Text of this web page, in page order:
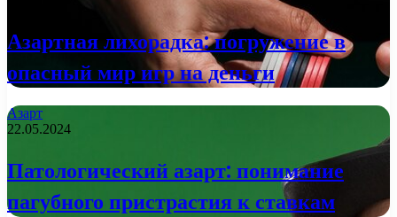
Азартная лихорадка: погружение в
опасный мир игр на деньги
Азарт
22.05.2024
Патологический азарт: понимание
пагубного пристрастия к ставкам